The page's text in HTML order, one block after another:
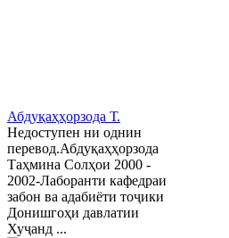
Абдуқаҳҳорзода Т.
Недоступен ни однин
перевод.Абдуқаҳҳорзода
Таҳмина Солҳои 2000 -
2002-Лаборанти кафедраи
забон ва адабиёти тоҷики
Донишгоҳи давлатии
Хуҷанд ...